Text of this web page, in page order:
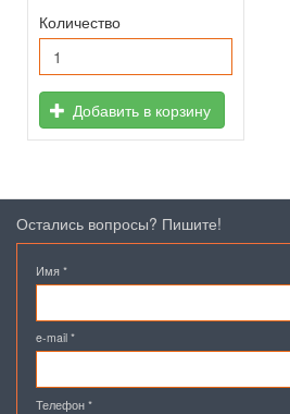
Количество
Добавить в корзину
Остались вопросы? Пишите!
Имя *
e-mail *
Телефон *